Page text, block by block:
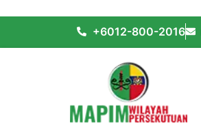
+6012-800-2016